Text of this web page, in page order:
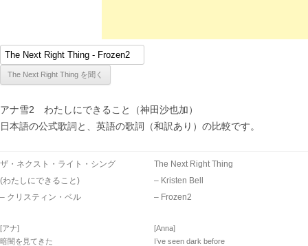
アナ雪2 わたしにできること（神田沙也加）
日本語の公式歌詞と、英語の歌詞（和訳あり）の比較です。
ザ・ネクスト・ライト・シング
(わたしにできること)
– クリスティン・ベル
[アナ]
暗闇を見てきた
The Next Right Thing
– Kristen Bell
– Frozen2
[Anna]
I’ve seen dark before